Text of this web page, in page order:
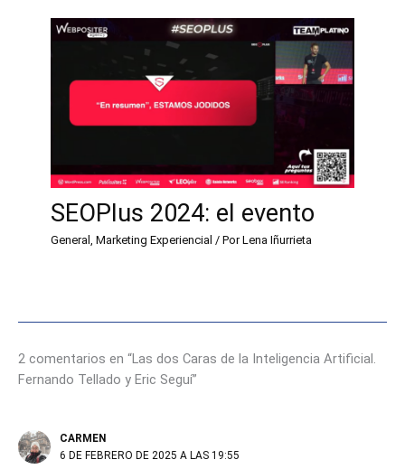
SEOPlus 2024: el evento
General ,Marketing Experiencial / PorLena Iñurrieta
2 comentarios en “Las dos Caras de la Inteligencia Artificial.
Fernando Tellado y Eric Seguí”
CARMEN
6 DE FEBRERO DE 2025 A LAS 19:55